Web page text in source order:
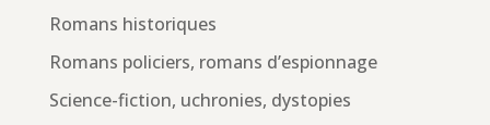
Romans historiques
Romans policiers, romans d’espionnage
Science-fiction, uchronies, dystopies